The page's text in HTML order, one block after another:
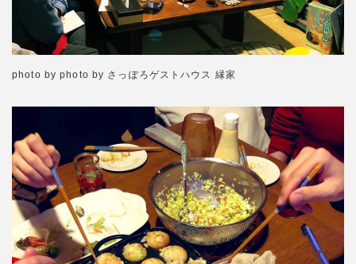
photo by photo by さっぽろゲストハウス 縁家